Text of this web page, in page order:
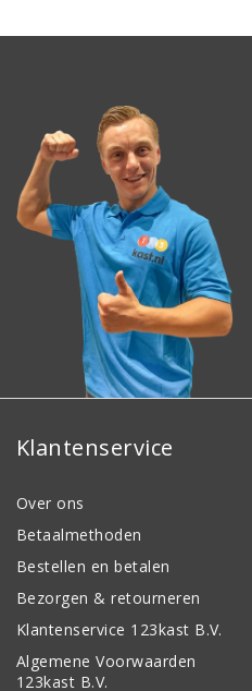
Klantenservice
Over ons
Betaalmethoden
Bestellen en betalen
Bezorgen & retourneren
Klantenservice 123kast B.V.
Algemene Voorwaarden
123kast B.V.